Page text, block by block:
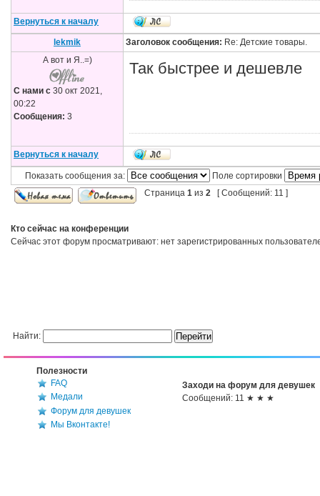
Вернуться к началу
lekmik Заголовок сообщения: Re: Детские товары.
А вот и Я..=)
С нами с 30 окт 2021,
00:22
Сообщения: 3
Так быстрее и дешевле
Вернуться к началу
Показать сообщения за:
Поле сортировки
Страница 1 из 2 [ Сообщений: 11 ]
Кто сейчас на конференции
Сейчас этот форум просматривают: нет зарегистрированных
Найти:
Полезности
FAQ
Медали
Форум для девушек
Мы Вконтакте!
Заходи на форум для девушек
Сообщений: 11 ★ ★ ★